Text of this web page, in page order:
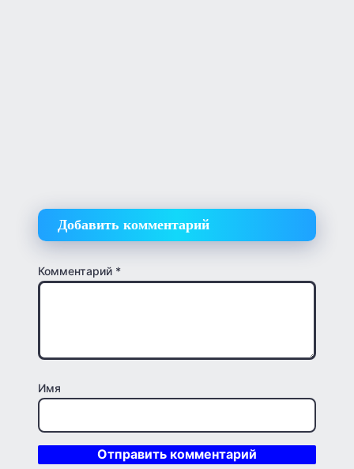
Добавить комментарий
Комментарий *
Имя